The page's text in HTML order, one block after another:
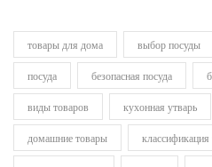
товары для дома выбор посуды
посуда безопасная посуда
виды товаров кухонная утварь
домашние товары классификация